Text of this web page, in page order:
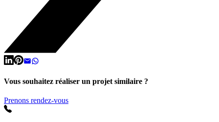
Vous souhaitez réaliser un projet similaire ?
Prenons rendez-vous